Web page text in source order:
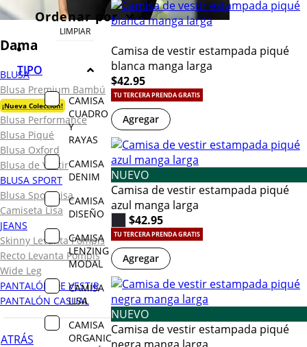
Dama
BLUSA
Blusa Premium Bambú
¡Nueva Colección!
Blusa Performance
Blusa Piqué
Blusa Oxford
Blusa de Vestir
BLUSA SPORT
Blusa Sport Lisa
Camiseta Lisa
JEANS
Skinny Levanta Pompis
Recto Levanta Pompis
Wide Leg
PANTALÓN DE VESTIR
PANTALÓN CASUAL
ATRÁS
Ordenar por
LIMPIAR
TIPO
CAMISA
CUADRO
Y
RAYAS
CAMISA
DENIM
CAMISA
DISEÑO
CAMISA
LENZING
MODAL
CAMISA
LISA
CAMISA
ORGANIC
Camisa de vestir estampada piqué
blanca manga larga
$42.95
TU TERCERA PRENDA GRATIS
Agregar
NUEVO
Camisa de vestir estampada piqué
azul manga larga
$42.95
TU TERCERA PRENDA GRATIS
Agregar
NUEVO
Camisa de vestir estampada piqué